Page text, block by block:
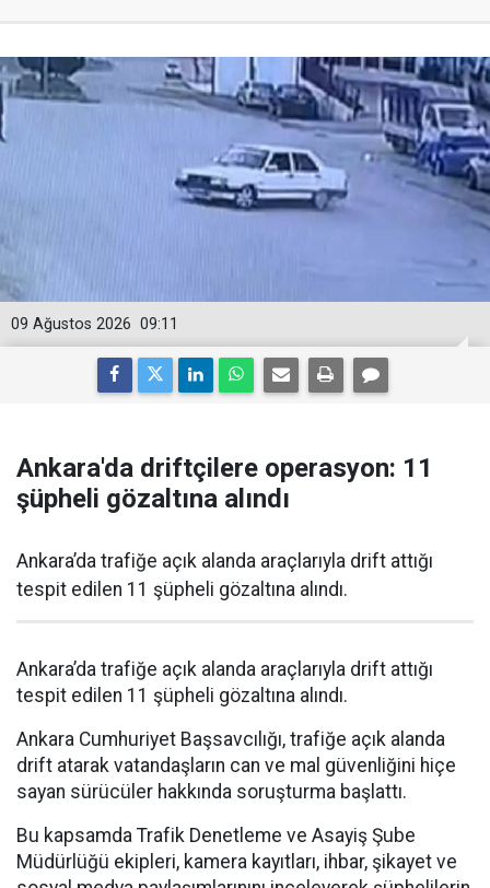
09:11
09 Ağustos 2026
Ankara'da driftçilere operasyon: 11
şüpheli gözaltına alındı
Ankara’da trafiğe açık alanda araçlarıyla drift attığı
tespit edilen 11 şüpheli gözaltına alındı.
Ankara’da trafiğe açık alanda araçlarıyla drift attığı
tespit edilen 11 şüpheli gözaltına alındı.
Ankara Cumhuriyet Başsavcılığı, trafiğe açık alanda
drift atarak vatandaşların can ve mal güvenliğini hiçe
sayan sürücüler hakkında soruşturma başlattı.
Bu kapsamda Trafik Denetleme ve Asayiş Şube
Müdürlüğü ekipleri, kamera kayıtları, ihbar, şikayet ve